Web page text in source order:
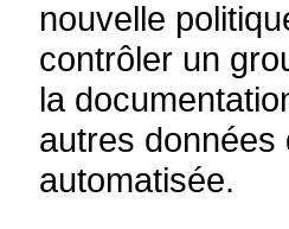
nouvelle
contrôler un
la
autres données
automatisée.